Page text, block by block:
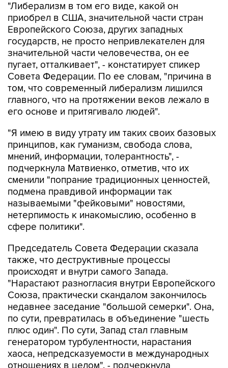
"Либерализм в том его виде, какой он
приобрел в США, значительной части стран
Европейского Союза, других западных
государств, не просто непривлекателен для
значительной части человечества, он ее
пугает, отталкивает", - констатирует спикер
Совета Федерации. По ее словам, "причина в
том, что современный либерализм лишился
главного, что на протяжении веков лежало в
его основе и притягивало людей".
"Я имею в виду утрату им таких своих базовых
принципов, как гуманизм, свобода слова,
мнений, информации, толерантность", -
подчеркнула Матвиенко, отметив, что их
сменили "попрание традиционных ценностей,
подмена правдивой информации так
называемыми "фейковыми" новостями,
нетерпимость к инакомыслию, особенно в
сфере политики".
Председатель Совета Федерации сказала
также, что деструктивные процессы
происходят и внутри самого Запада.
"Нарастают разногласия внутри Европейского
Союза, практически скандалом закончилось
недавнее заседание "большой семерки". Она,
по сути, превратилась в объединение "шесть
плюс один". По сути, Запад стал главным
генератором турбулентности, нарастания
хаоса, непредсказуемости в международных